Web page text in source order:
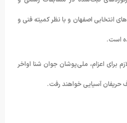
انتخابی اصفهان و با نظر کمیته فنی و
است.
برای اعزام، ملی‌پوشان جوان شنا اواخر
حریفان آسیایی خواهند رفت.